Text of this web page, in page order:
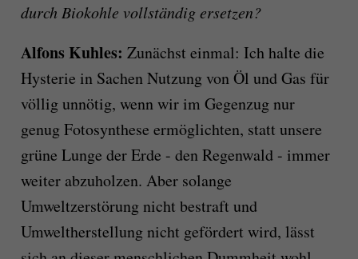
durch Biokohle vollständig ersetzen?
Alfons Kuhles: Zunächst einmal: Ich halte die
Hysterie in Sachen Nutzung von Öl und Gas für
völlig unnötig, wenn wir im Gegenzug nur
genug Fotosynthese ermöglichten, statt unsere
grüne Lunge der Erde - den Regenwald - immer
weiter abzuholzen. Aber solange
Umweltzerstörung nicht bestraft und
Umweltherstellung nicht gefördert wird, lässt